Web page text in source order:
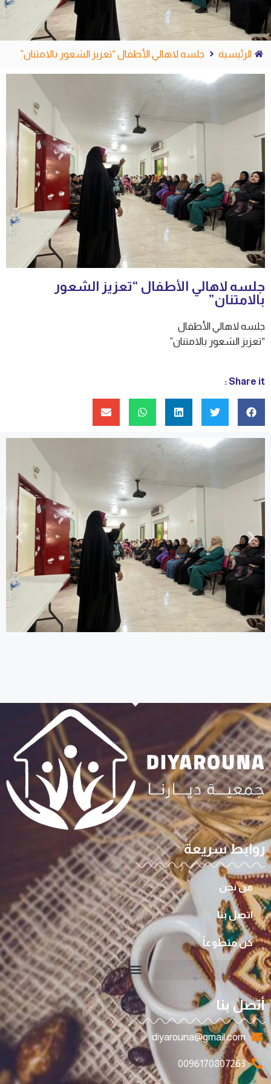
الرئيسية جلسه لاهالي الأطفال “تعزيز الشعور بالامتنان”
جلسه لاهالي الأطفال “تعزيز الشعور
بالامتنان”
جلسه لاهالي الأطفال
“تعزيز الشعور بالامتنان”
Share it :
روابط سريعة
من نحن
اتصل بنا
كن متطوعاً
أتصل بنا
diyarouna@gmail.com
0096170807263